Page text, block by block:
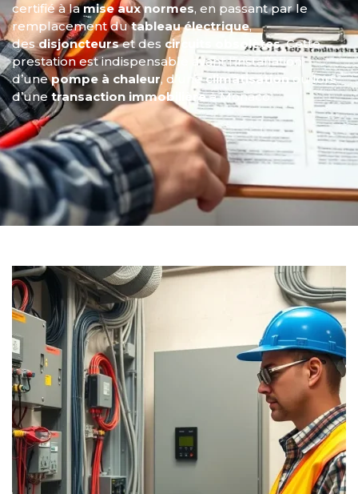
certifié à lamise aux normes, en passant par le
remplacement dutableau électrique,
desdisjoncteurset des circuits obsolètes. Cette
prestation est indispensable avant l’installation
d’unepompe à chaleur, d’uneclimatisationou lors
d’unetransaction immobilièreà Monaco.